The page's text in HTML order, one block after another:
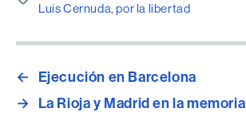
Luis Cernuda,por la libertad
←
Ejecución en Barcelona
→ La Rioja y Madrid en la memoria